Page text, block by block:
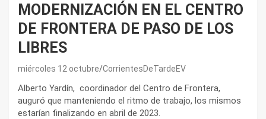
MODERNIZACIÓN EN EL CENTRO
DE FRONTERA DE PASO DE LOS
LIBRES
miércoles 12 octubre CorrientesDeTardeEV
Alberto Yardín, coordinador del Centro de Frontera,
auguró que manteniendo el ritmo de trabajo, los mismos
estarían finalizando en abril de 2023.